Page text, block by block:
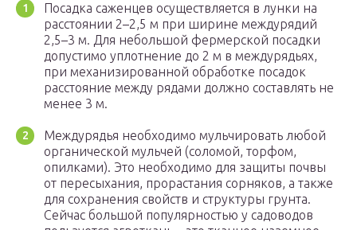
Посадка саженцев осуществляется в лунки на
расстоянии 2–2,5 м при ширине междурядий
2,5–3 м. Для небольшой фермерской посадки
допустимо уплотнение до 2 м в междурядьях,
при механизированной обработке посадок
расстояние между рядами должно составлять не
менее 3 м.
Междурядья необходимо мульчировать любой
органической мульчей (соломой, торфом,
опилками). Это необходимо для защиты почвы
от пересыхания, прорастания сорняков, а также
для сохранения свойств и структуры грунта.
Сейчас большой популярностью у садоводов